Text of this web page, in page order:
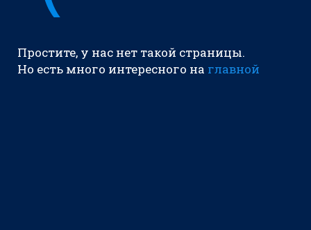
Простите, у нас нет такой страницы.
Но есть много интересного на главной